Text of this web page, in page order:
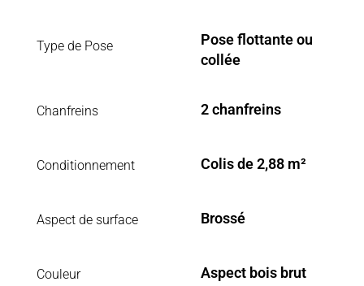
Type de Pose
Pose flottante ou
collée
Chanfreins 2 chanfreins
Conditionnement Colis de 2,88 m²
Aspect de surface Brossé
Couleur Aspect bois brut